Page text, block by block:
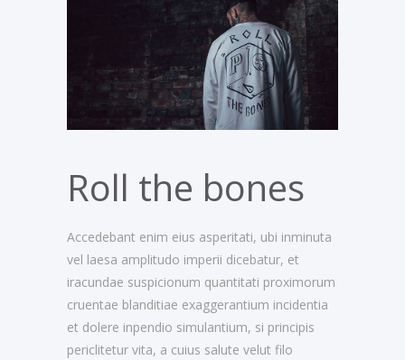
Roll the bones
Accedebant enim eius asperitati, ubi inminuta
vel laesa amplitudo imperii dicebatur, et
iracundae suspicionum quantitati proximorum
cruentae blanditiae exaggerantium incidentia
et dolere inpendio simulantium, si principis
periclitetur vita, a cuius salute velut filo